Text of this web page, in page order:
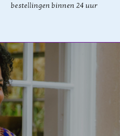
bestellingen binnen 24 uur